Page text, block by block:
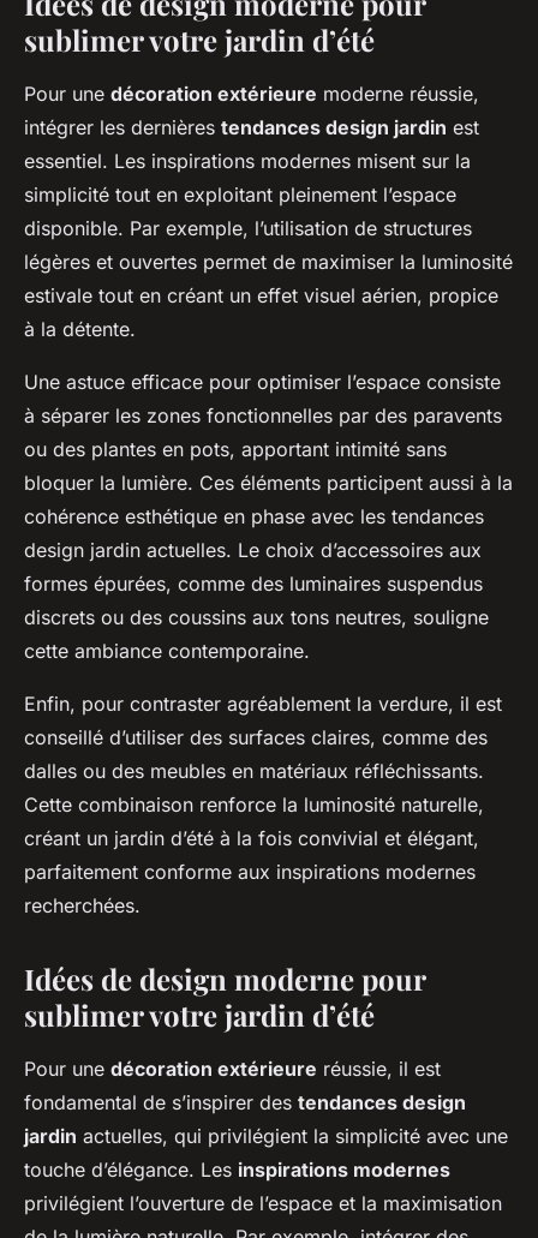
sublimer votre jardin d’été
Pour une décoration extérieure moderne réussie,
intégrer les dernières tendances design jardin est
essentiel. Les inspirations modernes misent sur la
simplicité tout en exploitant pleinement l’espace
disponible. Par exemple, l’utilisation de structures
légères et ouvertes permet de maximiser la luminosité
estivale tout en créant un effet visuel aérien, propice
à la détente.
Une astuce efficace pour optimiser l’espace consiste
à séparer les zones fonctionnelles par des paravents
ou des plantes en pots, apportant intimité sans
bloquer la lumière. Ces éléments participent aussi à la
cohérence esthétique en phase avec les tendances
design jardin actuelles. Le choix d’accessoires aux
formes épurées, comme des luminaires suspendus
discrets ou des coussins aux tons neutres, souligne
cette ambiance contemporaine.
Enfin, pour contraster agréablement la verdure, il est
conseillé d’utiliser des surfaces claires, comme des
dalles ou des meubles en matériaux réfléchissants.
Cette combinaison renforce la luminosité naturelle,
créant un jardin d’été à la fois convivial et élégant,
parfaitement conforme aux inspirations modernes
recherchées.
Idées de design moderne pour
sublimer votre jardin d’été
Pour une décoration extérieure réussie, il est
fondamental de s’inspirer des tendances design
jardin actuelles, qui privilégient la simplicité avec une
touche d’élégance. Les inspirations modernes
privilégient l’ouverture de l’espace et la maximisation